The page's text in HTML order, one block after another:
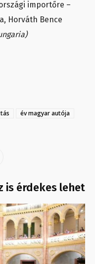
importőre –
Horváth Bence
év magyar autója
is érdekes lehet